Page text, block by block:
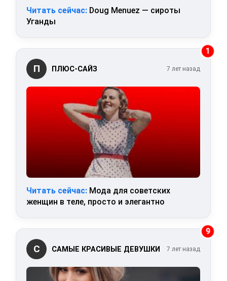
Читать сейчас: Doug Menuez — сироты
Уганды
1
П ПЛЮС-САЙЗ 7 лет назад
Читать сейчас: Мода для советских
женщин в теле, просто и элегантно
9
С САМЫЕ КРАСИВЫЕ ДЕВУШКИ 7 лет назад